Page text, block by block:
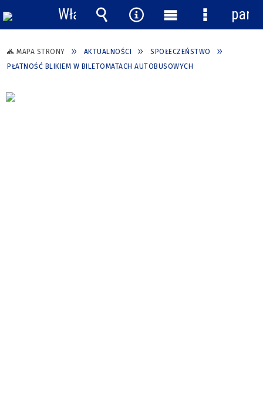
MAPA STRONY AKTUALNOŚCI
SPOŁECZEŃSTWO
PŁATNOŚĆ BLIKIEM W BILETOMATACH AUTOBUSOWYCH
Włącz
powiadomienia
Wyszukiwarka
Narzędzia
Menu
główne
Menu
panel